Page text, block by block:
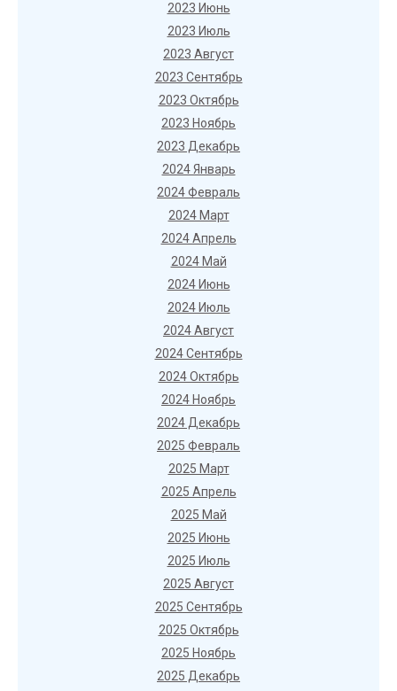
2023 Июнь
2023 Июль
2023 Август
2023 Сентябрь
2023 Октябрь
2023 Ноябрь
2023 Декабрь
2024 Январь
2024 Февраль
2024 Март
2024 Апрель
2024 Май
2024 Июнь
2024 Июль
2024 Август
2024 Сентябрь
2024 Октябрь
2024 Ноябрь
2024 Декабрь
2025 Февраль
2025 Март
2025 Апрель
2025 Май
2025 Июнь
2025 Июль
2025 Август
2025 Сентябрь
2025 Октябрь
2025 Ноябрь
2025 Декабрь